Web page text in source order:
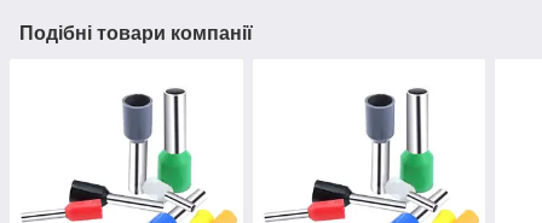
Подібні товари компанії